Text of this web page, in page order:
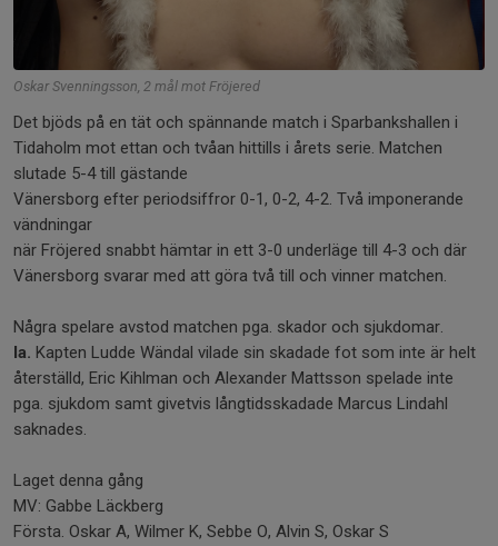
Oskar Svenningsson, 2 mål mot Fröjered
Det bjöds på en tät och spännande match i Sparbankshallen i
Tidaholm mot ettan och tvåan hittills i årets serie. Matchen
slutade 5-4 till gästande
Vänersborg efter periodsiffror 0-1, 0-2, 4-2. Två imponerande
vändningar
när Fröjered snabbt hämtar in ett 3-0 underläge till 4-3 och där
Vänersborg svarar med att göra två till och vinner matchen.
Några spelare avstod matchen pga. skador och sjukdomar.
la. Kapten Ludde Wändal vilade sin skadade fot som inte är helt
återställd, Eric Kihlman och Alexander Mattsson spelade inte
pga. sjukdom samt givetvis långtidsskadade Marcus Lindahl
saknades.
Laget denna gång
MV: Gabbe Läckberg
Första. Oskar A, Wilmer K, Sebbe O, Alvin S, Oskar S